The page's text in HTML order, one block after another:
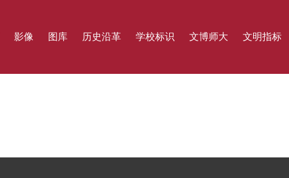
影像 图库 历史沿革 学校标识 文博师大 文明指标